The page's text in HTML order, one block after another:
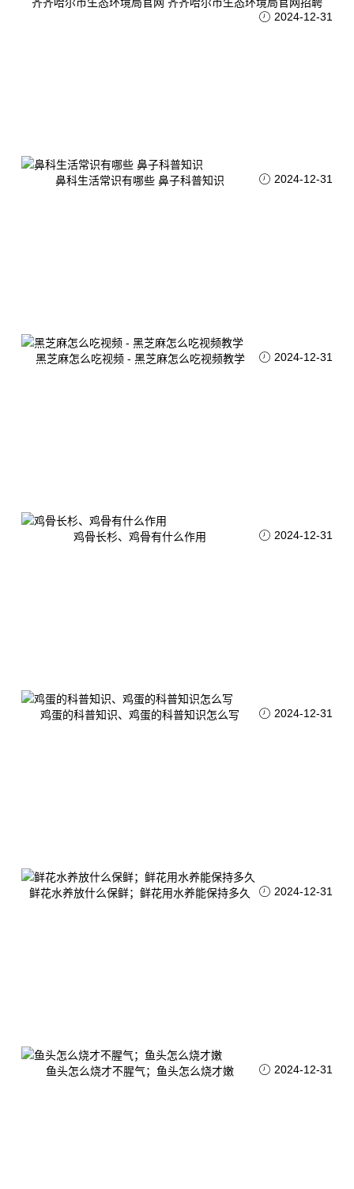
2024-12-31
鼻科生活常识有哪些 鼻子科普知识 2024-12-31
黑芝麻怎么吃视频 - 黑芝麻怎么吃视频教学 2024-12-31
鸡骨长杉、鸡骨有什么作用 2024-12-31
鸡蛋的科普知识、鸡蛋的科普知识怎么写 2024-12-31
鲜花水养放什么保鲜；鲜花用水养能保持多久 2024-12-31
鱼头怎么烧才不腥气；鱼头怎么烧才嫩 2024-12-31